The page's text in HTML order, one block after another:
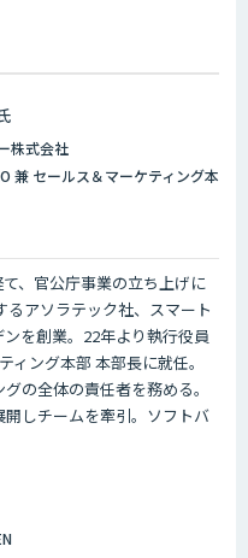
株式会社
兼 セールス＆マーケティング本
、官公庁事業の立ち上げに
アソラテック社、スマート
を創業。22年より執行役員
ィング本部 本部長に就任。
の全体の責任者を務める。
しチームを牽引。ソフトバ